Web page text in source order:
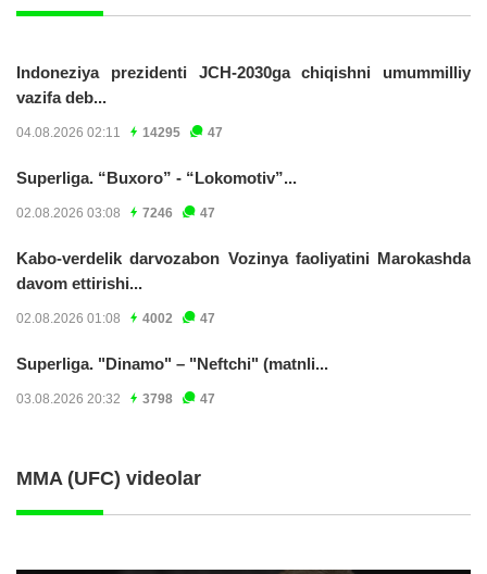
Indoneziya prezidenti JCH-2030ga chiqishni umummilliy
vazifa deb...
04.08.2026 02:11 14295 47
Superliga. “Buxoro” - “Lokomotiv”...
02.08.2026 03:08 7246 47
Kabo-verdelik darvozabon Vozinya faoliyatini Marokashda
davom ettirishi...
02.08.2026 01:08 4002 47
Superliga. "Dinamo" – "Neftchi" (matnli...
03.08.2026 20:32 3798 47
MMA (UFC) videolar